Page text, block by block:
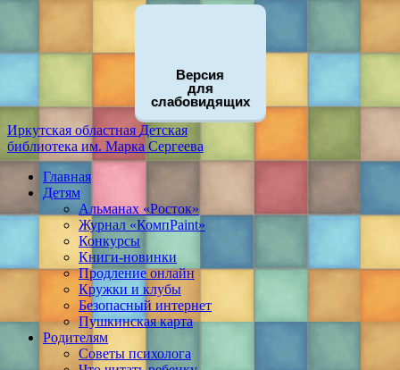
Версия
для
слабовидящих
Иркутская областная Детская
библиотека им. Марка Сергеева
Главная
Детям
Альманах «Росток»
Журнал «КомпPaint»
Конкурсы
Книги-новинки
Продление онлайн
Кружки и клубы
Безопасный интернет
Пушкинская карта
Родителям
Советы психолога